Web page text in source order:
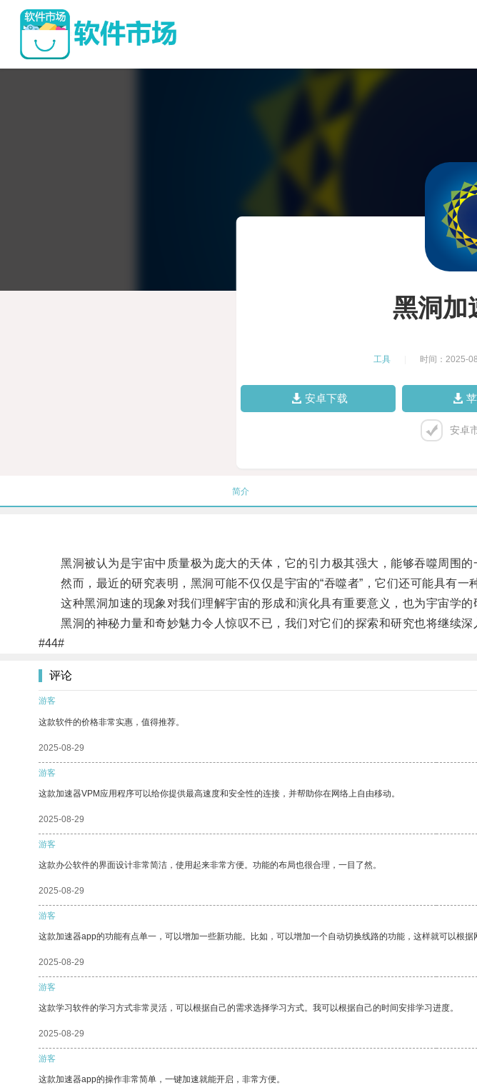
黑洞加
工具 时间：2025-
安卓下载
安卓
简介
黑洞被认为是宇宙中质量极为庞大的天体，它的引力极其强大，能够吞噬周围的
然而，最近的研究表明，黑洞可能不仅仅是宇宙的“吞噬者”，它们还可能具有一
这种黑洞加速的现象对我们理解宇宙的形成和演化具有重要意义，也为宇宙学的
黑洞的神秘力量和奇妙魅力令人惊叹不已，我们对它们的探索和研究也将继续深
#44#
评论
游客
这款软件的价格非常实惠，值得推荐。
2025-08-29
游客
这款加速器VPM应用程序可以给你提供最高速度和安全性的连接，并帮助你在网络上自由移动。
2025-08-29
游客
这款办公软件的界面设计非常简洁，使用起来非常方便。功能的布局也很合理，一目了然。
2025-08-29
游客
这款加速器app的功能有点单一，可以增加一些新功能。比如，可以增加一个自动切换线路的功能，这样就可以根据
2025-08-29
游客
这款学习软件的学习方式非常灵活，可以根据自己的需求选择学习方式。我可以根据自己的时间安排学习进度。
2025-08-29
游客
这款加速器app的操作非常简单，一键加速就能开启，非常方便。